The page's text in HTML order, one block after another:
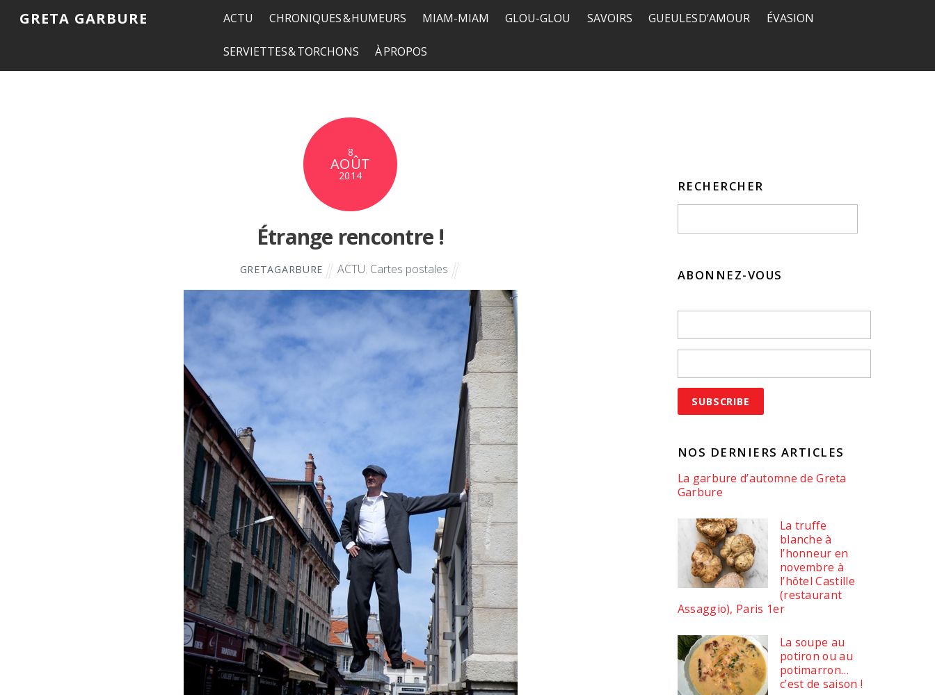
GRETA GARBURE ACTU CHRONIQUES & HUMEURS MIAM-MIAM GLOU-GLOU SAVOIRS GUEULES D’AMOUR ÉVASION
SERVIETTES & TORCHONS À PROPOS
8
AOÛT
2014
Étrange rencontre !
GRETAGARBURE ACTU, Cartes postales
RECHERCHER
ABONNEZ-VOUS
NOS DERNIERS ARTICLES
La garbure d’automne de Greta
Garbure
La truffe
blanche à
l’honneur en
novembre à
l’hôtel Castille
(restaurant
Assaggio), Paris 1er
La soupe au
potiron ou au
potimarron…
c’est de saison !